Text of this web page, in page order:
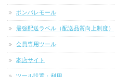
ポンパレモール
最強配送ラベル（配送品質向上制度）
会員専用ツール
本店サイト